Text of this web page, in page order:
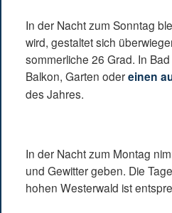
In der Nacht zum Sonntag
wird, gestaltet sich
sommerliche 26 Grad. In
Balkon, Garten odereinen
des Jahres.
In der Nacht zum Montag
und Gewitter geben. Die
hohen Westerwald ist